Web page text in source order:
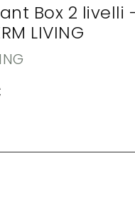
Box 2 livelli
LIVING